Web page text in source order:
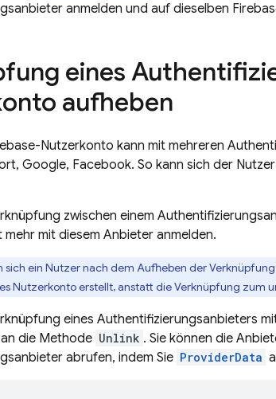
anmelden und auf dieselben
eines
aufheben
Nutzerkonto kann mit mehreren
Google, Facebook. So kann sich der
zwischen einem
mit diesem Anbieter anmelden.
sich ein Nutzer nach dem Aufheben der
Nutzerkonto erstellt, anstatt die Verknüpfung zum
eines Authentifizierungsanbieters
die Methode Unlink . Sie können die
abrufen, indem Sie ProviderData